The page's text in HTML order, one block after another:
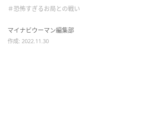
＃恐怖すぎるお局との戦い
マイナビウーマン編集部
作成: 2022.11.30